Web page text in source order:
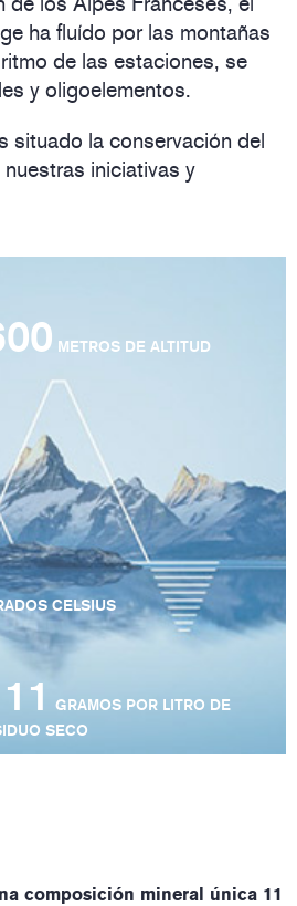
ha fluído por las montañas
de las estaciones, se
y oligoelementos.
situado la conservación del
iniciativas y
METROS DE ALTITUD
CELSIUS
11
GRAMOS POR LITRO DE
SECO
composición mineral única 11